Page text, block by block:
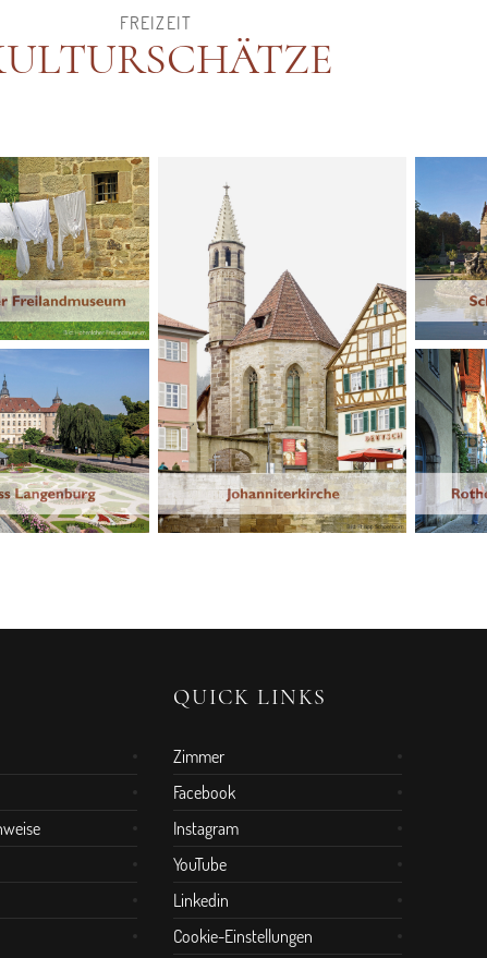
FREIZEIT
QUICK LINKS
Zimmer
Facebook
Instagram
YouTube
Linkedin
Cookie-Einstellungen